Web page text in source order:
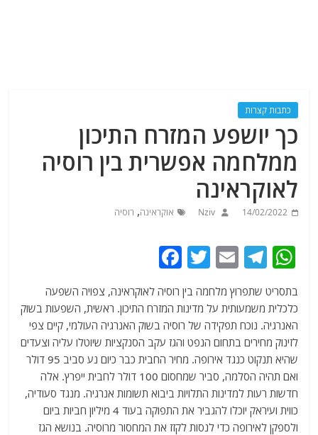
כתבות קצרות
כך יושפע המזרח התיכון
ממלחמה אפשרית בין רוסיה
לאוקראינה
14/02/2022
Nziv אוקראינה, רוסיה
W
at
s
A
p
p
T
e
g
ra
m
E
m
ai
l
T
itt
er
a
c
e
b
o
o
k
בתסריט שתפרוץ מלחמה בין רוסיה לאוקראינה, צפויה השפעה
כלכלית משמעותית על מדינות המזרח התיכון. ראשית, השפעות בשוק
האנרגיה. נוכח תפקידה של רוסיה בשוק האנרגיה העולמי, קיים צפי
לזינוק מחירים בתחום הנפט והגז עקב הסנקציות שיוטלו עליה וצעדים
שהיא תנקוט כנגד אירופה. מחיר החבית כבר כיום נע סביב 95 דולר
ואם תהיה הסלמה, סביר שמחסום 100 דולר לחבית ייפרץ. אלה
חדשות רעות למדינות התלויות ביבוא תשומות אנרגיה. מנגד סעודיה,
כווית ועיראק יוכלו להגביר את התפוקה בעוד 4 מיליון חביות ביום
ולספקן לאירופה כדי לנסות לקזז את המחסור מרוסיה. בנושא הגז